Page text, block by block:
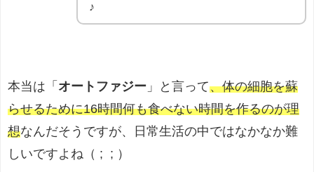
♪
本当は「 オートファジー 」と言って、体の細胞を蘇
らせるために16時間何も食べない時間を作るのが理
想なんだそうですが、日常生活の中ではなかなか難
しいですよね（ ; ; ）